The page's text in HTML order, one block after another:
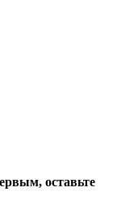
оставьте